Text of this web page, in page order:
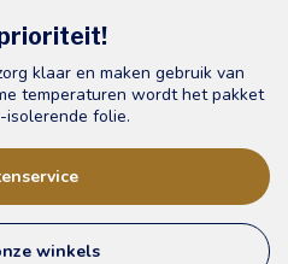
klaar en maken gebruik van
temperaturen wordt het pakket
isolerende folie.
winkels